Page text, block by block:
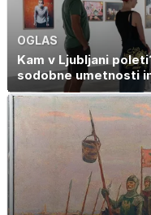
OGLAS
Kam v Ljubljani
sodobne umetnosti